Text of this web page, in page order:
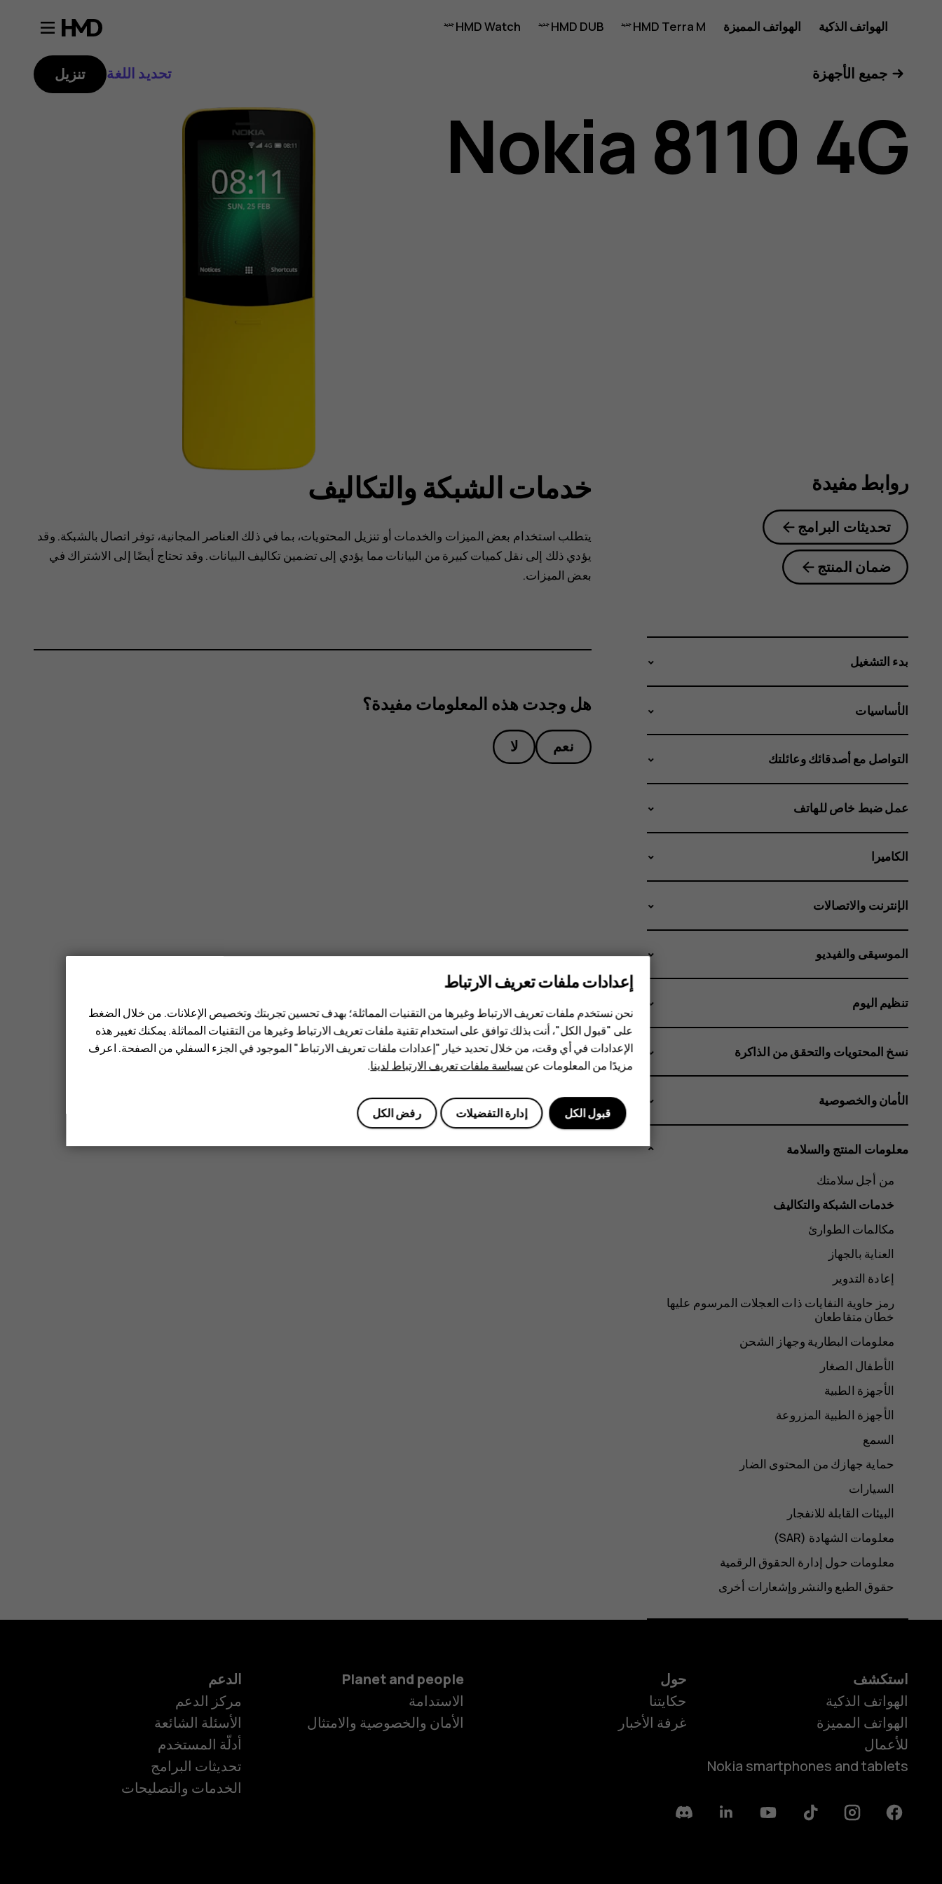
دليل
مستخدم
Nokia
الهواتف الذكية الهواتف المميزة HMD Terra M
HMD DUB
HMD Watch
جميع الأجهزة تحديد اللغة تنزيل
Nokia 8110 4G
خدمات الشبكة والتكاليف
يتطلب استخدام بعض الميزات والخدمات أو تنزيل المحتويات، بما في ذلك العناصر المجانية، توفر اتصال بالشبكة. وقد
يؤدي ذلك إلى نقل كميات كبيرة من البيانات مما يؤدي إلى تضمين تكاليف البيانات. وقد تحتاج أيضًا إلى الاشتراك في
بعض الميزات.
هل وجدت هذه المعلومات مفيدة؟
نعم لا
روابط مفيدة
تحديثات البرامج
ضمان المنتج
بدء التشغيل
الأساسيات
التواصل مع أصدقائك وعائلتك
عمل ضبط خاص للهاتف
الكاميرا
الإنترنت والاتصالات
الموسيقى والفيديو
تنظيم اليوم
نسخ المحتويات والتحقق من الذاكرة
الأمان والخصوصية
معلومات المنتج والسلامة
من أجل سلامتك
خدمات الشبكة والتكاليف
مكالمات الطوارئ
العناية بالجهاز
إعادة التدوير
رمز حاوية النفايات ذات العجلات المرسوم عليها
خطان متقاطعان
معلومات البطارية وجهاز الشحن
الأطفال الصغار
الأجهزة الطبية
الأجهزة الطبية المزروعة
السمع
حماية جهازك من المحتوى الضار
السيارات
البيئات القابلة للانفجار
معلومات الشهادة (SAR‏)
معلومات حول إدارة الحقوق الرقمية
حقوق الطبع والنشر وإشعارات أخرى
استكشف
الهواتف الذكية
الهواتف المميزة
للأعمال
Nokia smartphones and tablets
حول
حكايتنا
غرفة الأخبار
Planet and people
الاستدامة
الأمان والخصوصية والامتثال
الدعم
مركز الدعم
الأسئلة الشائعة
أدلّة المستخدم
تحديثات البرامج
الخدمات والتصليحات
Facebook
Instagram
Tiktok
Youtube
Linkedin
Discord
إعدادات ملفات تعريف الارتباط
نحن نستخدم ملفات تعريف الارتباط وغيرها من التقنيات المماثلة؛ بهدف تحسين تجربتك وتخصيص الإعلانات. من خلال الضغط
على "قبول الكل"، أنت بذلك توافق على استخدام تقنية ملفات تعريف الارتباط وغيرها من التقنيات المماثلة. يمكنك تغيير هذه
الإعدادات في أي وقت، من خلال تحديد خيار "إعدادات ملفات تعريف الارتباط" الموجود في الجزء السفلي من الصفحة. اعرف
مزيدًا من المعلومات عنسياسة ملفات تعريف الارتباط لدينا.
رفض الكل إدارة التفضيلات قبول الكل